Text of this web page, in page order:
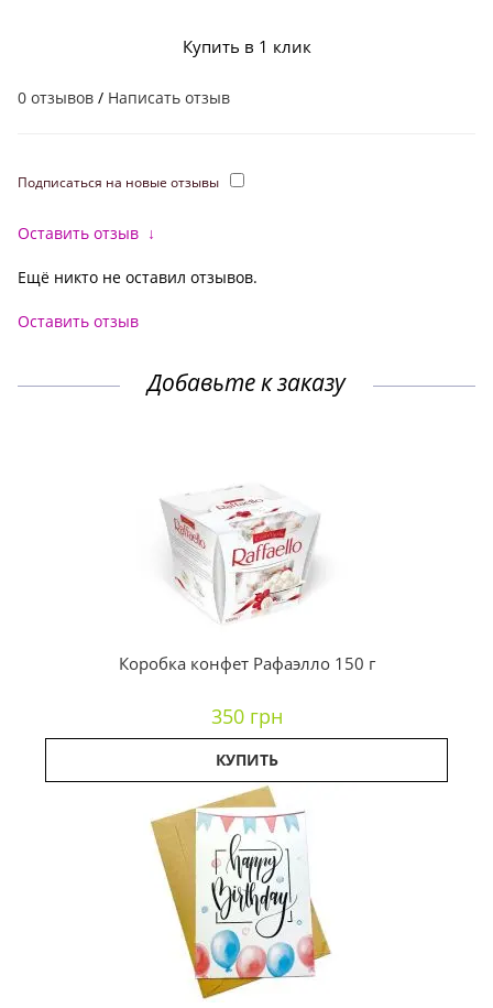
Купить в 1 клик
0 отзывов / Написать отзыв
Подписаться на новые отзывы
Оставить отзыв ↓
Ещё никто не оставил отзывов.
Оставить отзыв
Добавьте к заказу
Коробка конфет Рафаэлло 150 г
350 грн
КУПИТЬ